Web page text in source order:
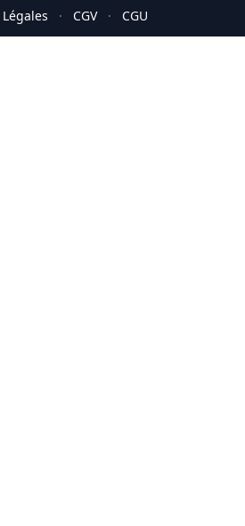
· CGV · CGU